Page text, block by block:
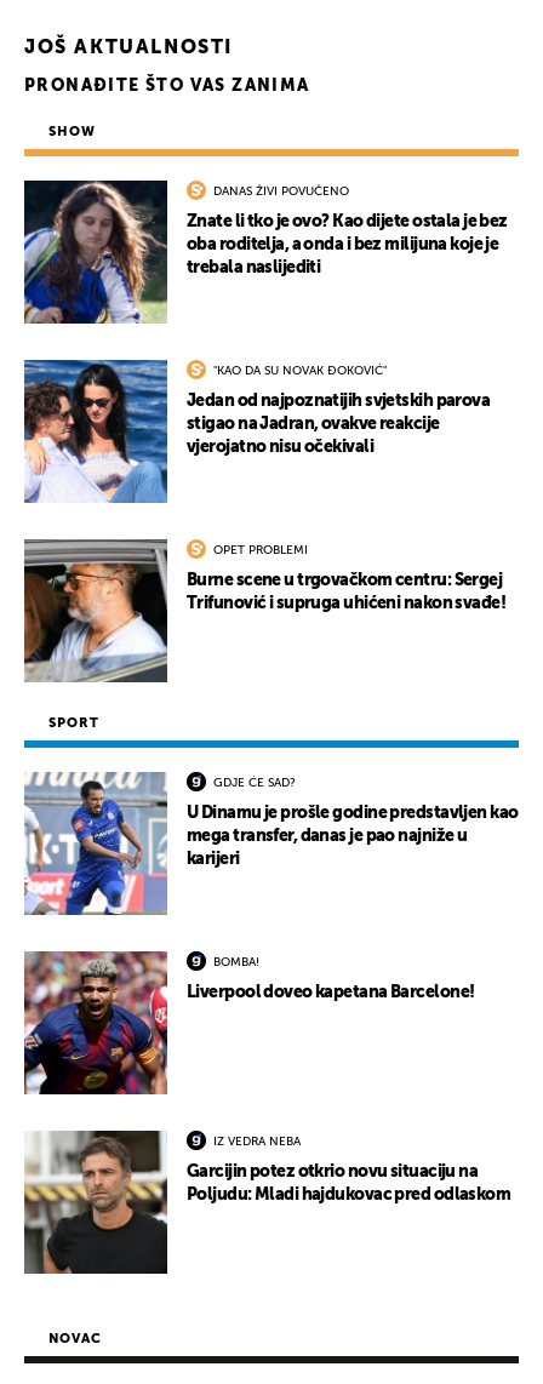
JOŠ AKTUALNOSTI
PRONAĐITE ŠTO VAS ZANIMA
SHOW
DANAS ŽIVI POVUČENO
Znate li tko je ovo? Kao dijete ostala je bez
oba roditelja, a onda i bez milijuna koje je
trebala naslijediti
"KAO DA SU NOVAK ĐOKOVIĆ"
Jedan od najpoznatijih svjetskih parova
stigao na Jadran, ovakve reakcije
vjerojatno nisu očekivali
OPET PROBLEMI
Burne scene u trgovačkom centru: Sergej
Trifunović i supruga uhićeni nakon svađe!
SPORT
GDJE ĆE SAD?
U Dinamu je prošle godine predstavljen kao
mega transfer, danas je pao najniže u
karijeri
BOMBA!
Liverpool doveo kapetana Barcelone!
IZ VEDRA NEBA
Garcijin potez otkrio novu situaciju na
Poljudu: Mladi hajdukovac pred odlaskom
NOVAC